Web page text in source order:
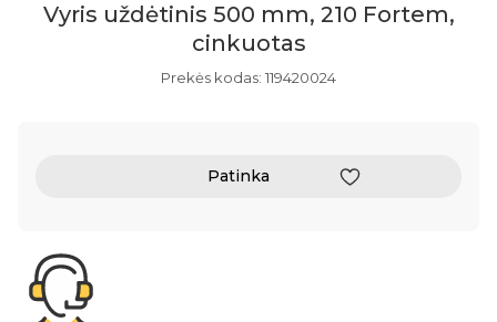
Vyris uždėtinis 500 mm, 210 Fortem,
cinkuotas
Prekės kodas: 119420024
Patinka